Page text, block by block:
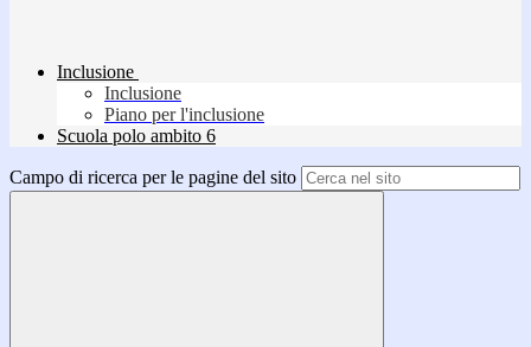
Inclusione
Inclusione
Piano per l'inclusione
Scuola polo ambito 6
Campo di ricerca per le pagine del sito